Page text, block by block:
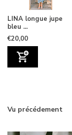
LINA longue jupe
bleu ...
€20,00
Vu précédement